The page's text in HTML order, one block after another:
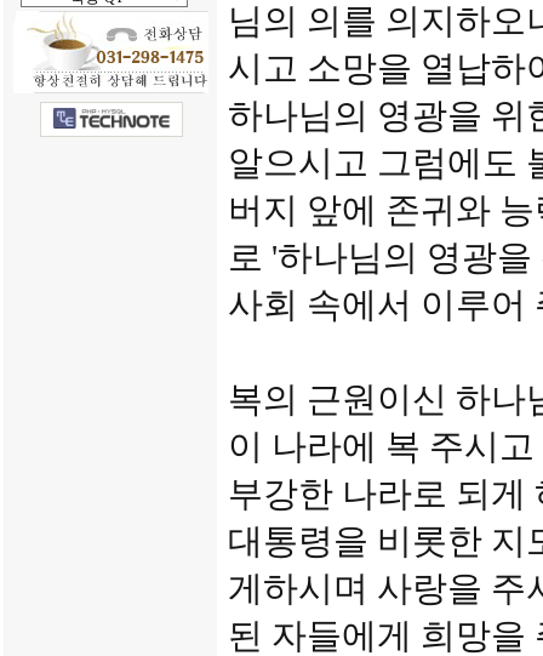
님의 의를 의지하오
시고 소망을 열납하
하나님의 영광을 위
알으시고 그럼에도
버지 앞에 존귀와
로 '하나님의 영광
사회 속에서 이루어
복의 근원이신 하나
이 나라에 복 주시
부강한 나라로 되게
대통령을 비롯한 지
게하시며 사랑을 주
된 자들에게 희망을